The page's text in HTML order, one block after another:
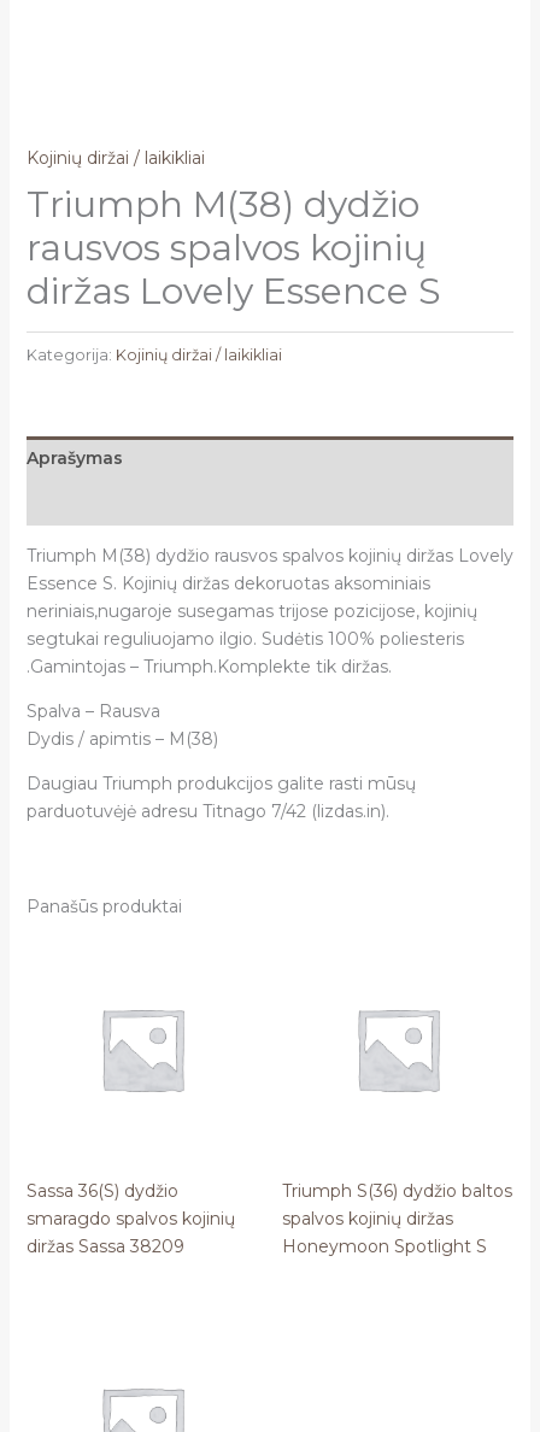
Kojinių diržai / laikikliai
Triumph M(38) dydžio
rausvos spalvos kojinių
diržas Lovely Essence S
Kategorija: Kojinių diržai / laikikliai
Aprašymas
Triumph M(38) dydžio rausvos spalvos kojinių diržas Lovely
Essence S. Kojinių diržas dekoruotas aksominiais
neriniais,nugaroje susegamas trijose pozicijose, kojinių
segtukai reguliuojamo ilgio. Sudėtis 100% poliesteris
.Gamintojas – Triumph.Komplekte tik diržas.
Spalva – Rausva
Dydis / apimtis – M(38)
Daugiau Triumph produkcijos galite rasti mūsų
parduotuvėjė adresu Titnago 7/42 (lizdas.in).
Panašūs produktai
Sassa 36(S) dydžio
smaragdo spalvos kojinių
diržas Sassa 38209
Triumph S(36) dydžio baltos
spalvos kojinių diržas
Honeymoon Spotlight S